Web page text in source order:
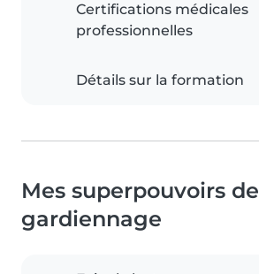
Certifications médicales
professionnelles
Détails sur la formation
Mes superpouvoirs de
gardiennage